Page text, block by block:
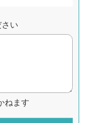
さい
ねます